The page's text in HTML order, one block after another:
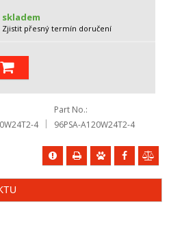
skladem
Zjistit přesný termín doručení
4
Part No.
96PSA-A120W24T2-4